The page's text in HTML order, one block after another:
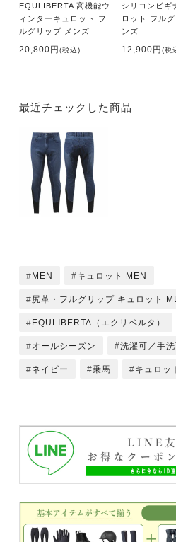
EQULIBERTA 高機能ウ
ィンターキュロット フ
ルグリップ メンズ
20,800円(税込)
シリコンビギ
ロット フル
ンズ
12,900円(税
最近チェックした商品
MEN キュロット MEN
尻革・フルグリップ キュロット
EQULIBERTA（エクリベルタ）
オールシーズン 洗濯可／手
ネイビー 乗馬 キュロッ